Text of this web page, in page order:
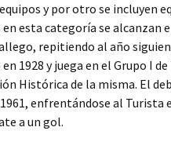
y por otro se incluyen
esta categoría se alcanzan
repitiendo al año
en 1928 y juega en el Grupo I
Histórica de la misma. El
enfrentándose al Turista
a un gol.